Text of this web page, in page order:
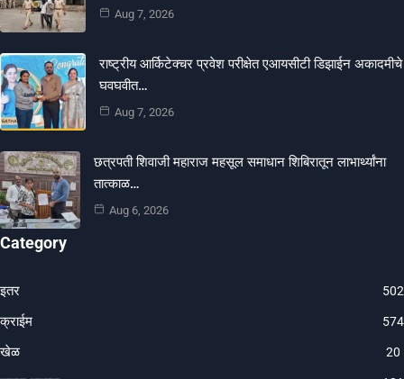
Aug 7, 2026
राष्ट्रीय आर्किटेक्चर प्रवेश परीक्षेत एआयसीटी डिझाईन अकादमीचे
घवघवीत…
Aug 7, 2026
छत्रपती शिवाजी महाराज महसूल समाधान शिबिरातून लाभार्थ्यांना
तात्काळ…
Aug 6, 2026
Category
इतर 502
क्राईम 574
खेळ 20